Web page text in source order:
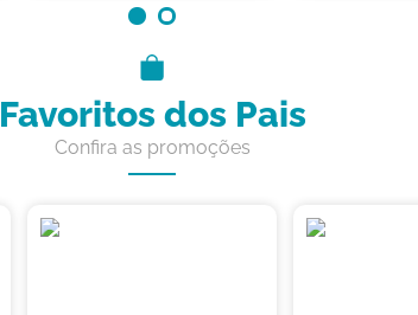
Favoritos dos Pais
Confira as promoções